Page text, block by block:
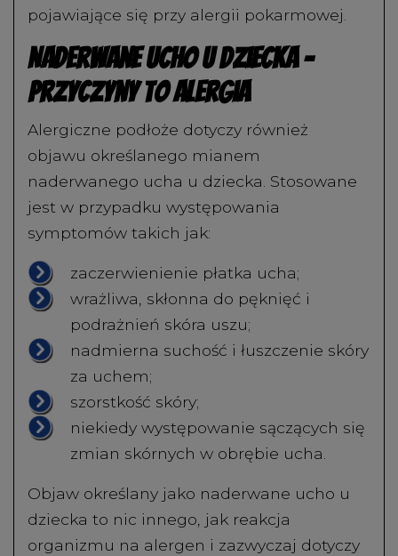
pojawiające się przy alergii pokarmowej.
Naderwane ucho u dziecka –
przyczyny to alergia
Alergiczne podłoże dotyczy również
objawu określanego mianem
naderwanego ucha u dziecka. Stosowane
jest w przypadku występowania
symptomów takich jak:
zaczerwienienie płatka ucha;
wrażliwa, skłonna do pęknięć i
podrażnień skóra uszu;
nadmierna suchość i łuszczenie skóry
za uchem;
szorstkość skóry;
niekiedy występowanie sączących się
zmian skórnych w obrębie ucha.
Objaw określany jako naderwane ucho u
dziecka to nic innego, jak reakcja
organizmu na alergen i zazwyczaj dotyczy